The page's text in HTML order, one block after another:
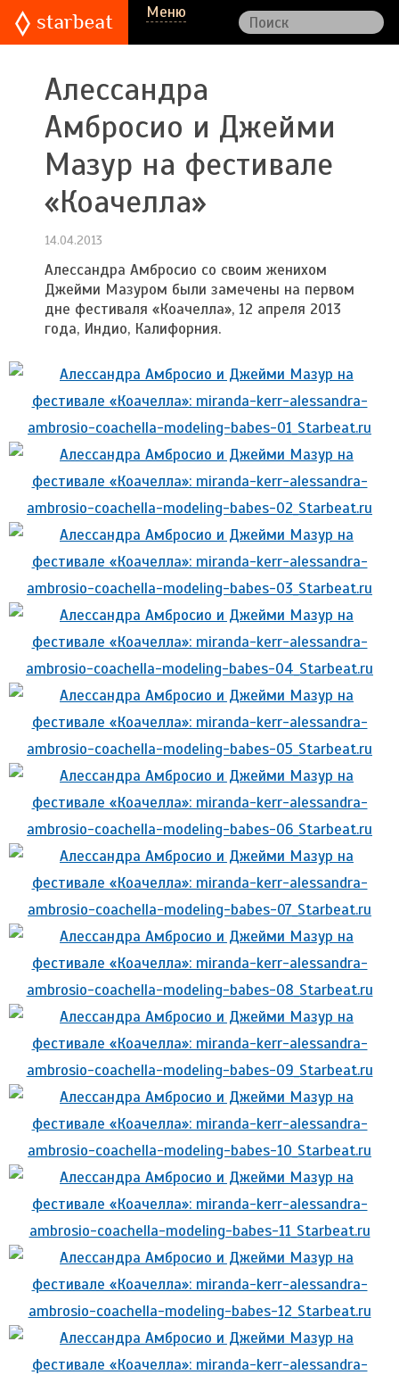
Меню
Алессандра
Амбросио и Джейми
Мазур на фестивале
«Коачелла»
14.04.2013
Алессандра Амбросио со своим женихом
Джейми Мазуром были замечены на первом
дне фестиваля «Коачелла», 12 апреля 2013
года, Индио, Калифорния.